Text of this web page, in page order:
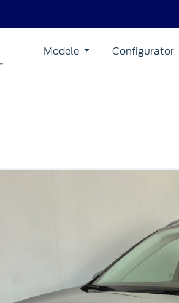
Modele Configurator